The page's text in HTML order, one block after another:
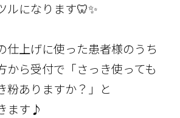
ルになります🦷✨
仕上げに使った患者様のうち
から受付で「さっき使っても
粉ありますか？」と
ます♪